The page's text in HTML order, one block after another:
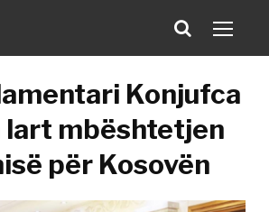
Konjufca
lart mbështetjen
për Kosovën